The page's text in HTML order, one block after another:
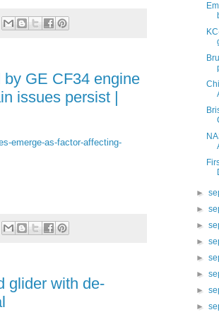
GE CF34 engine
issues persist |
emerge-as-factor-affecting-
glider with de-
►
►
►
►
►
►
►
►